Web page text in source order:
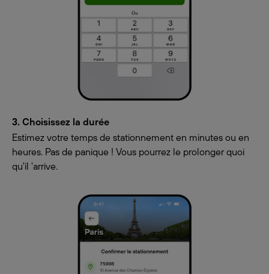
3. Choisissez la durée
Estimez votre temps de stationnement en minutes ou en
heures. Pas de panique ! Vous pourrez le prolonger quoi
qu'il 'arrive.